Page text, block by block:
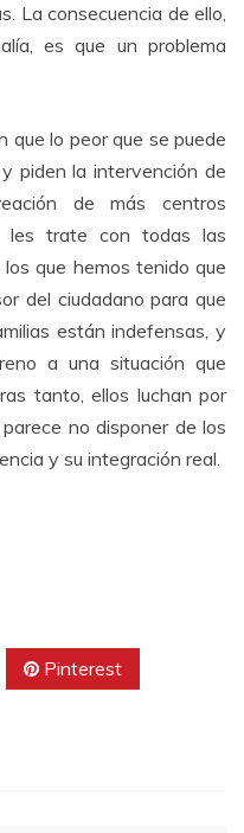
La consecuencia de ello,
es que un problema
que lo peor que se puede
piden la intervención de
de más centros
les trate con todas las
que hemos tenido que
del ciudadano para que
están indefensas, y
a una situación que
tanto, ellos luchan por
no disponer de los
y su integración real.
Pinterest